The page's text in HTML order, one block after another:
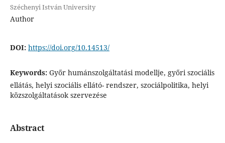
Széchenyi István University
Author
DOI: https://doi.org/10.14513/
Keywords: Győr humánszolgáltatási modellje, győri szociális
ellátás, helyi szociális ellátó- rendszer, szociálpolitika, helyi
közszolgáltatások szervezése
Abstract